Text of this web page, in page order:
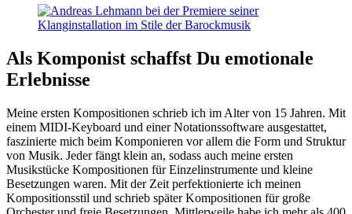
Als Komponist schaffst Du emotionale
Erlebnisse
Meine ersten Kompositionen schrieb ich im Alter von 15 Jahren. Mit
einem MIDI-Keyboard und einer Notationssoftware ausgestattet,
faszinierte mich beim Komponieren vor allem die Form und Struktur
von Musik. Jeder fängt klein an, sodass auch meine ersten
Musikstücke Kompositionen für Einzelinstrumente und kleine
Besetzungen waren. Mit der Zeit perfektionierte ich meinen
Kompositionsstil und schrieb später Kompositionen für große